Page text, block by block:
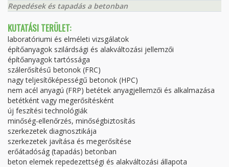
Repedések és tapadás a betonban
KUTATÁSI TERÜLET:
laboratóriumi és elméleti vizsgálatok
építőanyagok szilárdsági és alakváltozási jellemzői
építőanyagok tartóssága
szálerősítésű betonok (FRC)
nagy teljesítőképességű betonok (HPC)
nem acél anyagú (FRP) betétek anyagjellemzői és alkalmazása
betétként vagy megerősítésként
új feszítési technológiák
minőség-ellenőrzés, minőségbiztosítás
szerkezetek diagnosztikája
szerkezetek javítása és megerősítése
erőátadóság (tapadás) betonban
beton elemek repedezettségi és alakváltozási állapota